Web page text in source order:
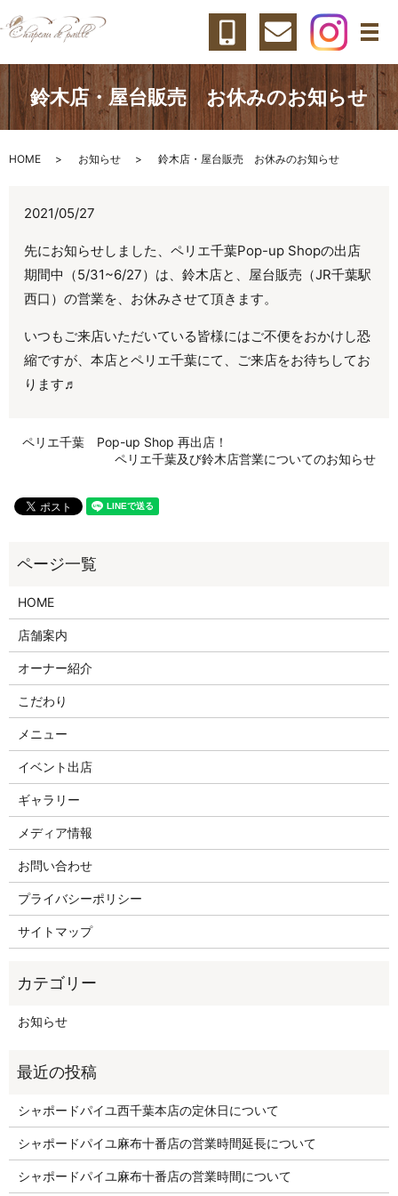
メ
鈴木店・屋台販売 お休みのお知らせ
HOME お知らせ 鈴木店・屋台販売 お休みのお知らせ
2021/05/27
先にお知らせしました、ペリエ千葉Pop-up Shopの出店
期間中（5/31~6/27）は、鈴木店と、屋台販売（JR千葉駅
西口）の営業を、お休みさせて頂きます。
いつもご来店いただいている皆様にはご不便をおかけし恐
縮ですが、本店とペリエ千葉にて、ご来店をお待ちしてお
ります♬
ペリエ千葉 Pop-up Shop 再出店！
ペリエ千葉及び鈴木店営業についてのお知らせ
HOME
店舗案内
オーナー紹介
こだわり
メニュー
イベント出店
ギャラリー
メディア情報
お問い合わせ
プライバシーポリシー
サイトマップ
お知らせ
シャポードパイユ西千葉本店の定休日について
シャポードパイユ麻布十番店の営業時間延長について
シャポードパイユ麻布十番店の営業時間について